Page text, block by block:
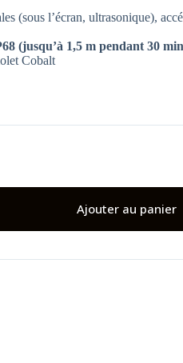
(sous l’écran, ultrasonique),
(jusqu’à 1,5 m pendant 30
Cobalt
Ajouter au panier